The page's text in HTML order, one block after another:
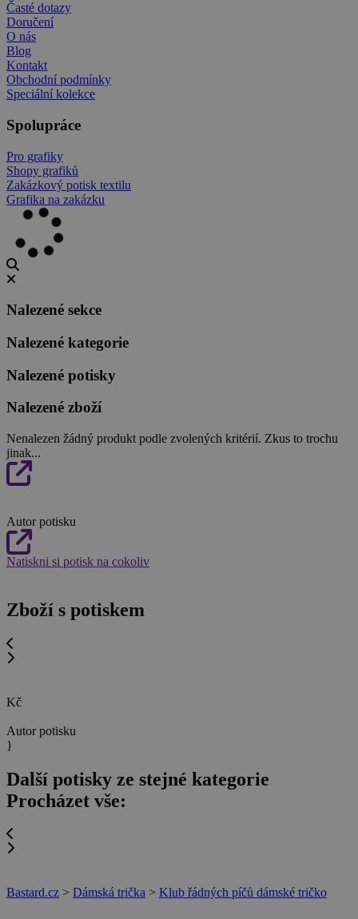
Časté dotazy
Doručení
O nás
Blog
Kontakt
Obchodní podmínky
Speciální kolekce
Spolupráce
Pro grafiky
Shopy grafiků
Zakázkový potisk textilu
Grafika na zakázku
Nalezené sekce
Nalezené kategorie
Nalezené potisky
Nalezené zboží
Nenalezen žádný produkt podle zvolených kritérií. Zkus to trochu
jinak...
Autor potisku
Natiskni si potisk na cokoliv
Zboží s potiskem
Kč
Autor potisku
}
Další potisky ze stejné kategorie
Procházet vše:
Bastard.cz > Dámská trička > Klub řádných píčů dámské tričko